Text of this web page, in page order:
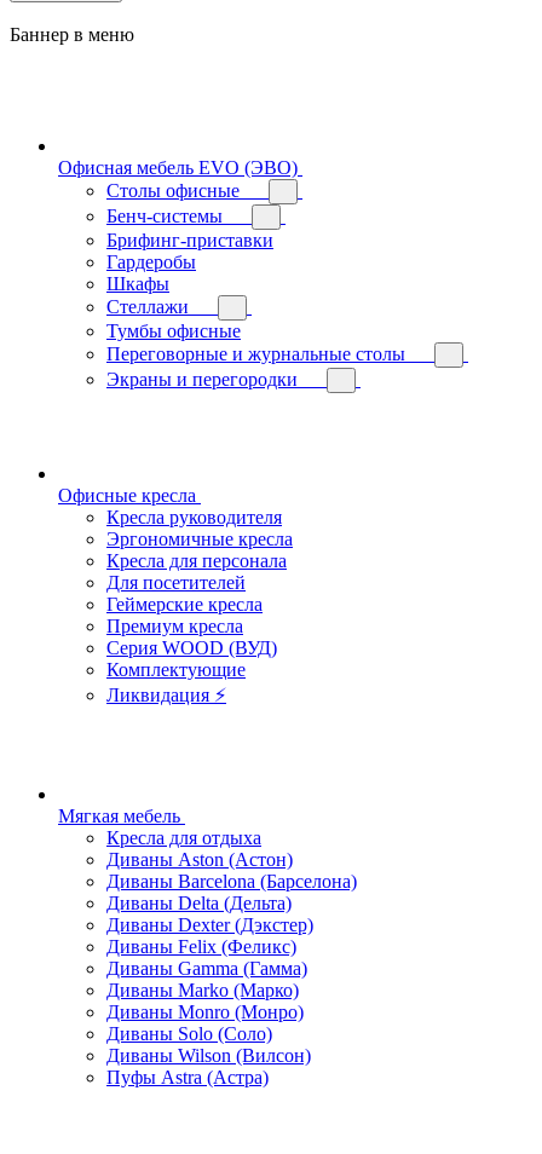
Баннер в меню
Офисная мебель EVO (ЭВО)
Cтолы офисные
Бенч-системы
Брифинг-приставки
Гардеробы
Шкафы
Стеллажи
Тумбы офисные
Переговорные и журнальные столы
Экраны и перегородки
Офисные кресла
Кресла руководителя
Эргономичные кресла
Кресла для персонала
Для посетителей
Геймерские кресла
Премиум кресла
Серия WOOD (ВУД)
Комплектующие
Ликвидация ⚡
Мягкая мебель
Кресла для отдыха
Диваны Aston (Астон)
Диваны Barcelona (Барселона)
Диваны Delta (Дельта)
Диваны Dexter (Дэкстер)
Диваны Felix (Феликс)
Диваны Gamma (Гамма)
Диваны Marko (Марко)
Диваны Monro (Монро)
Диваны Solo (Соло)
Диваны Wilson (Вилсон)
Пуфы Astra (Астра)